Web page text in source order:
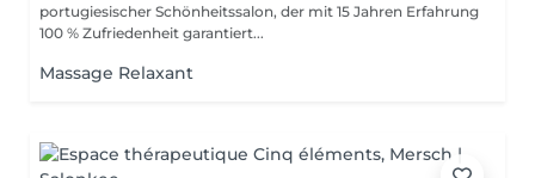
portugiesischer Schönheitssalon, der mit 15 Jahren Erfahrung
100 % Zufriedenheit garantiert...
Massage Relaxant